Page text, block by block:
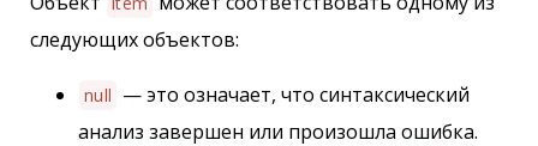
следующих объектов:
null — это означает, что синтаксический
анализ завершен или произошла ошибка.